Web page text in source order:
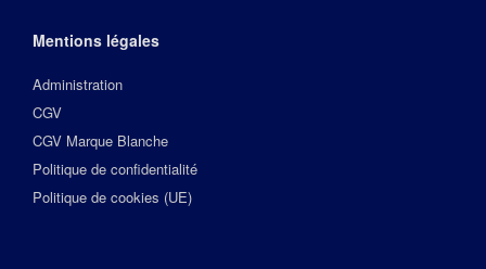
Mentions légales
Administration
CGV
CGV Marque Blanche
Politique de confidentialité
Politique de cookies (UE)